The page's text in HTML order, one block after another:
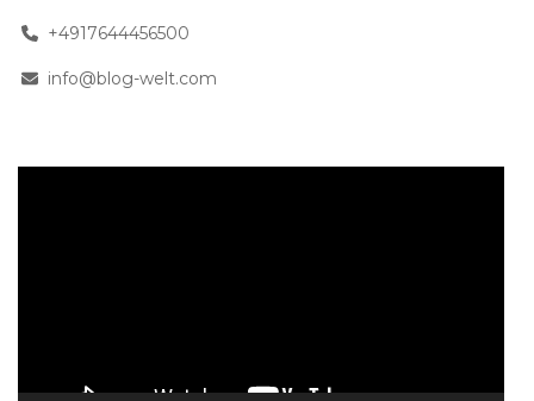
+4917644456500
info@blog-welt.com